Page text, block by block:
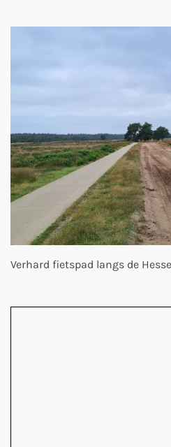
Verhard fietspad langs de